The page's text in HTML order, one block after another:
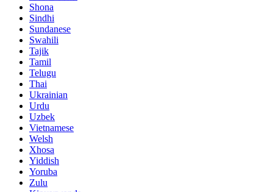
Shona
Sindhi
Sundanese
Swahili
Tajik
Tamil
Telugu
Thai
Ukrainian
Urdu
Uzbek
Vietnamese
Welsh
Xhosa
Yiddish
Yoruba
Zulu